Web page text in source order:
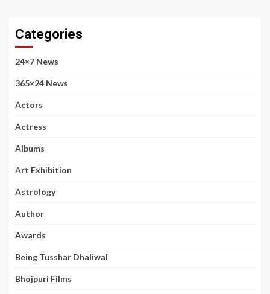
Categories
24×7 News
365×24 News
Actors
Actress
Albums
Art Exhibition
Astrology
Author
Awards
Being Tusshar Dhaliwal
Bhojpuri Films